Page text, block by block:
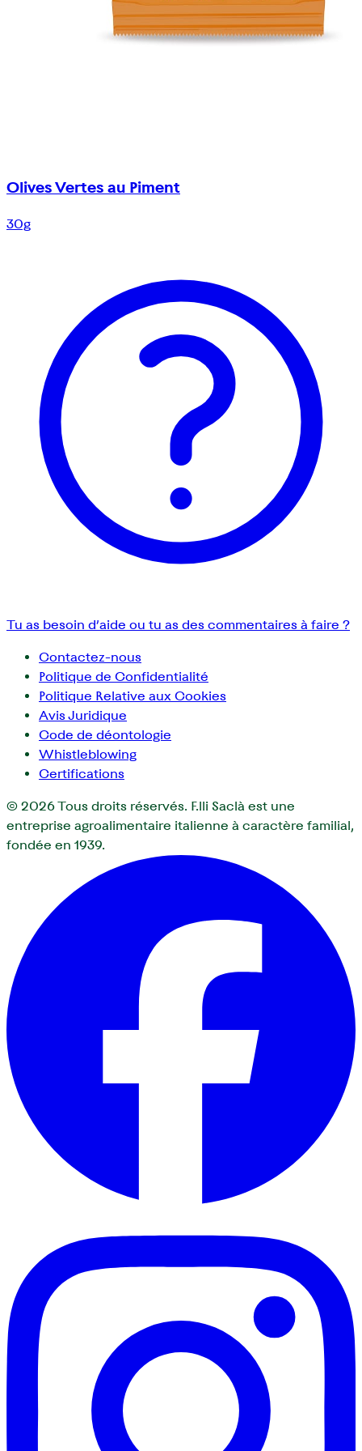
Olives Vertes au Piment
30g
Tu as besoin d’aide ou tu as des commentaires à faire ?
Contactez-nous
Politique de Confidentialité
Politique Relative aux Cookies
Avis Juridique
Code de déontologie
Whistleblowing
Certifications
© 2026Tous droits réservés. F.lli Saclà est une
entreprise agroalimentaire italienne à caractère familial,
fondée en 1939.